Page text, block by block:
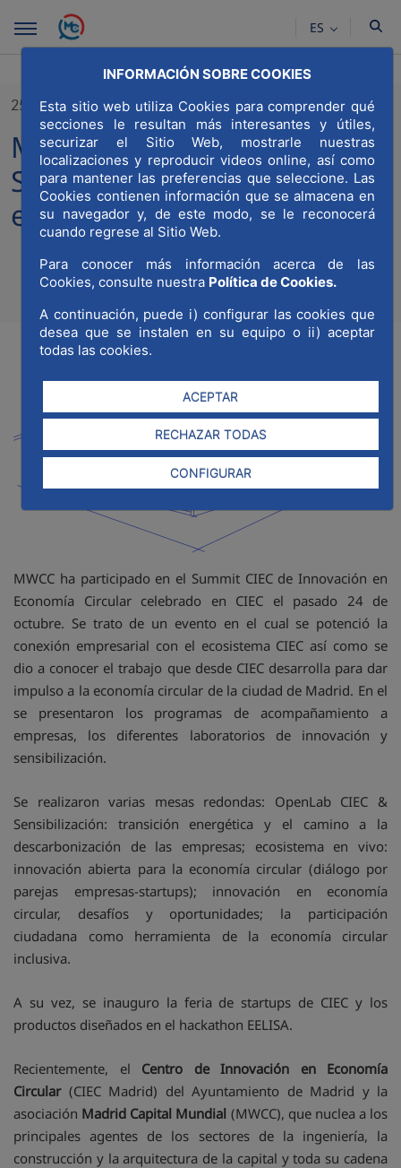
Saltar al contenido principal
INFORMACIÓN SOBRE COOKIES
Esta sitio web utiliza Cookies para comprender qué
secciones le resultan más interesantes y útiles,
securizar el Sitio Web, mostrarle nuestras
localizaciones y reproducir videos online, así como
para mantener las preferencias que seleccione. Las
Cookies contienen información que se almacena en
su navegador y, de este modo, se le reconocerá
cuando regrese al Sitio Web.
Para conocer más información acerca de las
Cookies, consulte nuestra Política de Cookies.
A continuación, puede i) configurar las cookies que
desea que se instalen en su equipo o ii) aceptar
todas las cookies.
ACEPTAR
RECHAZAR TODAS
CONFIGURAR
ES
25/10/2023
MWCC participa en el
Summit CIEC de Innovación
en Economía Circular
Compartir en
Compartir en
Compartir
MWCC ha participado en el Summit CIEC de Innovación en
Economía Circular celebrado en CIEC el pasado 24 de
octubre. Se trato de un evento en el cual se potenció la
conexión empresarial con el ecosistema CIEC así como se
dio a conocer el trabajo que desde CIEC desarrolla para dar
impulso a la economía circular de la ciudad de Madrid. En el
se presentaron los programas de acompañamiento a
empresas, los diferentes laboratorios de innovación y
sensibilización.
Se realizaron varias mesas redondas: OpenLab CIEC &
Sensibilización: transición energética y el camino a la
descarbonización de las empresas; ecosistema en vivo:
innovación abierta para la economía circular (diálogo por
parejas empresas-startups); innovación en economía
circular, desafíos y oportunidades; la participación
ciudadana como herramienta de la economía circular
inclusiva.
A su vez, se inauguro la feria de startups de CIEC y los
productos diseñados en el hackathon EELISA.
Recientemente, el Centro de Innovación en Economía
Circular(CIEC Madrid) del Ayuntamiento de Madrid y la
asociación Madrid Capital Mundial (MWCC), que nuclea a los
principales agentes de los sectores de la ingeniería, la
construcción y la arquitectura de la capital y toda su cadena